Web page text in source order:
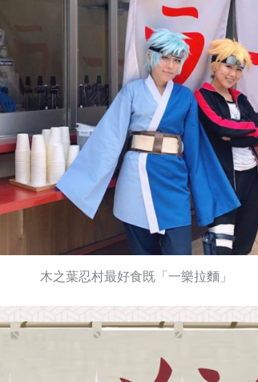
木之葉忍村最好食既「一樂拉麵」